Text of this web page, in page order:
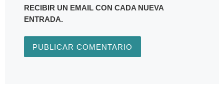
RECIBIR UN EMAIL CON CADA NUEVA
ENTRADA.